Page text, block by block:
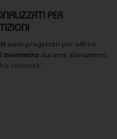
PER
sono progettati per offrire
durante allenamenti,
intensità.